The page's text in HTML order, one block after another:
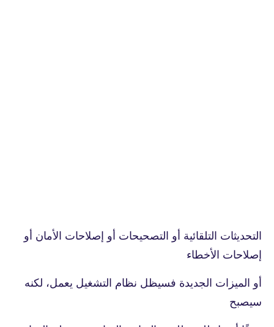
التحديثات التلقائية أو التصحيحات أو إصلاحات الأمان أو
إصلاحات الأخطاء
أو الميزات الجديدة فسيظل نظام التشغيل يعمل، لكنه
سيصبح